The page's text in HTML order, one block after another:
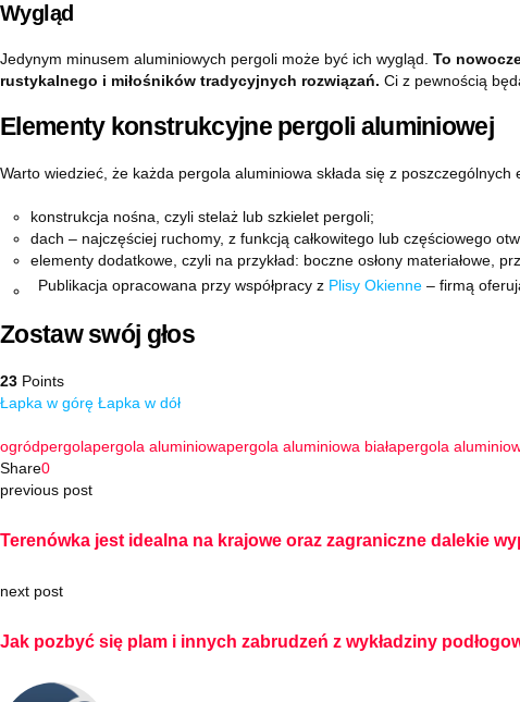
Wygląd
Jedynym minusem aluminiowych pergoli może być ich wygląd. To
rustykalnego i miłośników tradycyjnych rozwiązań. Ci z pewnością
Elementy konstrukcyjne pergoli aluminiowej
Warto wiedzieć, że każda pergola aluminiowa składa się z
konstrukcja nośna, czyli stelaż lub szkielet pergoli;
dach – najczęściej ruchomy, z funkcją całkowitego lub częściowego
elementy dodatkowe, czyli na przykład: boczne osłony materiałowe,
Publikacja opracowana przy współpracy z Plisy Okienne – firmą
Zostaw swój głos
23 Points
Łapka w górę Łapka w dół
ogródpergolapergola aluminiowapergola aluminiowa białapergola
Share0
previous post
Terenówka jest idealna na krajowe oraz zagraniczne dalekie
next post
Jak pozbyć się plam i innych zabrudzeń z wykładziny